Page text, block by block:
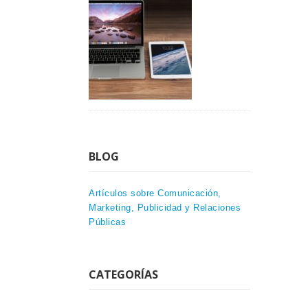
BLOG
Artículos sobre Comunicación,
Marketing, Publicidad y Relaciones
Públicas
CATEGORÍAS